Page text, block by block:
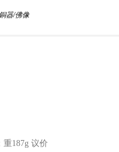
銅器/佛像
重187g 议价